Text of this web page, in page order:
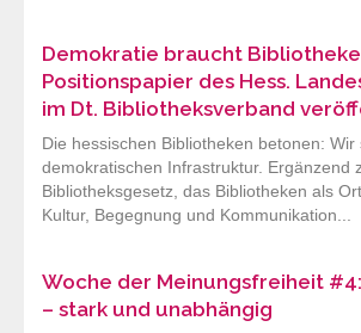
Demokratie braucht
Positionspapier des Hess.
im Dt. Bibliotheksverband
Die hessischen Bibliotheken betonen: Wir
demokratischen Infrastruktur. Ergänzend
Bibliotheksgesetz, das Bibliotheken als
Kultur, Begegnung und Kommunikation...
Woche der Meinungsfreiheit
– stark und unabhängig